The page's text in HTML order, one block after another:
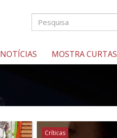
NOTÍCIAS MOSTRA CURTAS
Críticas